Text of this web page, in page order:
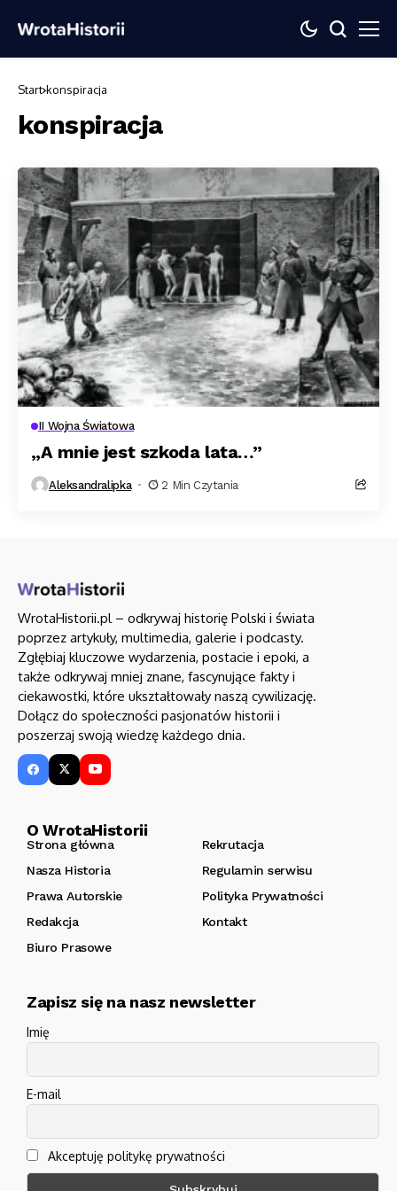
Start konspiracja
konspiracja
II Wojna Światowa
„A mnie jest szkoda lata…”
Aleksandralipka 2 Min Czytania
WrotaHistorii.pl – odkrywaj historię Polski i świata
poprzez artykuły, multimedia, galerie i podcasty.
Zgłębiaj kluczowe wydarzenia, postacie i epoki, a
także odkrywaj mniej znane, fascynujące fakty i
ciekawostki, które ukształtowały naszą cywilizację.
Dołącz do społeczności pasjonatów historii i
poszerzaj swoją wiedzę każdego dnia.
O WrotaHistorii
Strona główna
Rekrutacja
Nasza Historia
Regulamin serwisu
Prawa Autorskie
Polityka Prywatności
Redakcja
Kontakt
Biuro Prasowe
Zapisz się na nasz newsletter
Imię
E-mail
Akceptuję politykę prywatności